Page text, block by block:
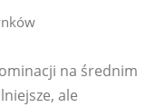
na średnim
ale